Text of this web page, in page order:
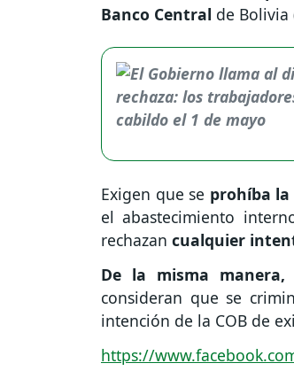
Banco Central de Bolivia
Exigen que se prohíba la
el abastecimiento
rechazan cualquier
De la misma manera,
consideran que se
intención de la COB de
https://